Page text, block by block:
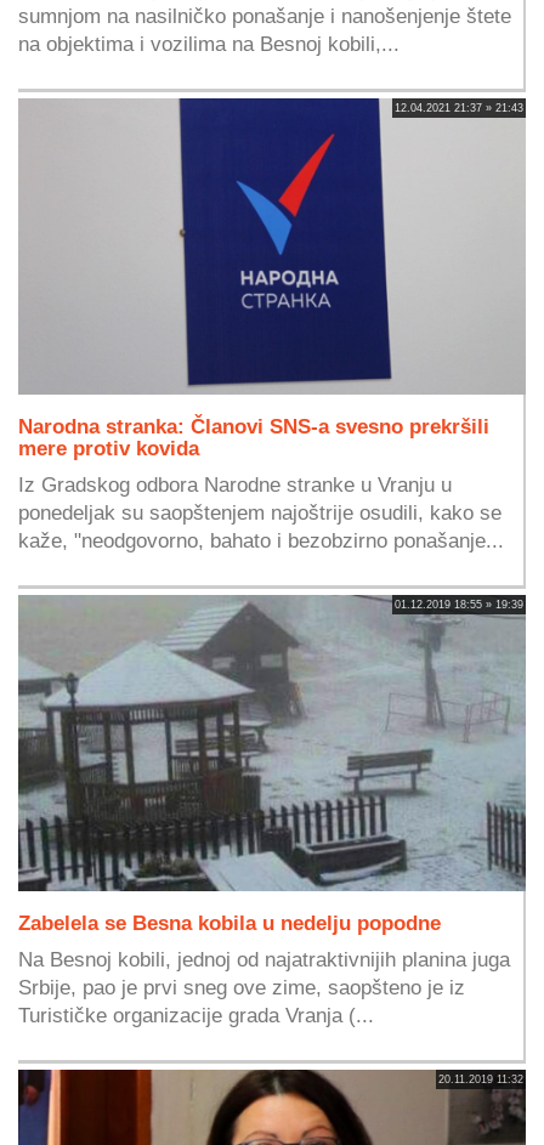
sumnjom na nasilničko ponašanje i nanošenjenje štete
na objektima i vozilima na Besnoj kobili,...
12.04.2021 21:37 » 21:43
Narodna stranka: Članovi SNS-a svesno prekršili
mere protiv kovida
Iz Gradskog odbora Narodne stranke u Vranju u
ponedeljak su saopštenjem najoštrije osudili, kako se
kaže, "neodgovorno, bahato i bezobzirno ponašanje...
01.12.2019 18:55 » 19:39
Zabelela se Besna kobila u nedelju popodne
Na Besnoj kobili, jednoj od najatraktivnijih planina juga
Srbije, pao je prvi sneg ove zime, saopšteno je iz
Turističke organizacije grada Vranja (...
20.11.2019 11:32